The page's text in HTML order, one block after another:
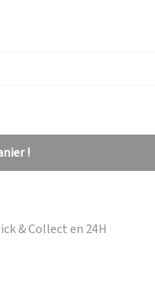
!
& Collect en 24H